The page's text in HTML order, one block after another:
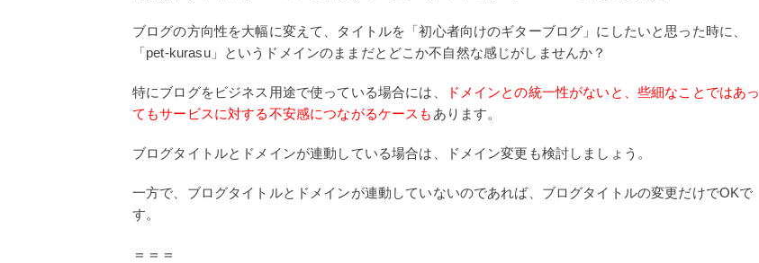
ブログの方向性を大幅に変えて、タイトルを「初心者向けのギターブログ」にしたいと思った時に、
「pet-kurasu」というドメインのままだとどこか不自然な感じがしませんか？
特にブログをビジネス用途で使っている場合には、
ドメインとの統一性がないと、些細なことではあっ
てもサービスに対する不安感につながるケースも あります。
ブログタイトルとドメインが連動している場合は、ドメイン変更も検討しましょう。
一方で、ブログタイトルとドメインが連動していないのであれば、ブログタイトルの変更だけでOKで
す。
＝＝＝